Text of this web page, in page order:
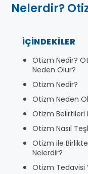
Nelerdir?
İÇINDEKILER
Otizm Nedir?
Neden Olur?
Otizm Nedir?
Otizm Neden
Otizm Belirtileri
Otizm Nasıl
Otizm ile
Nelerdir?
Otizm Tedavisi